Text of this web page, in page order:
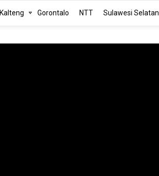
Kalteng Gorontalo NTT Sulawesi Selatan